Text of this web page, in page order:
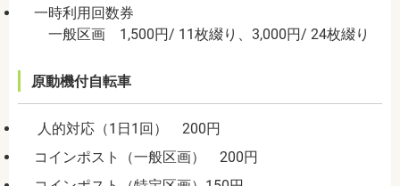
一時利用回数券
一般区画 1,500円/ 11枚綴り、3,000円/ 24枚綴り
原動機付自転車
人的対応（1日1回） 200円
コインポスト（一般区画） 200円